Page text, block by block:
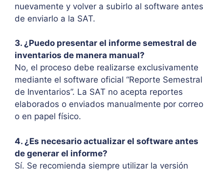
nuevamente y volver a subirlo al software antes
de enviarlo a la SAT.
3. ¿Puedo presentar el informe semestral de
inventarios de manera manual?
No, el proceso debe realizarse exclusivamente
mediante el software oficial “Reporte Semestral
de Inventarios”. La SAT no acepta reportes
elaborados o enviados manualmente por correo
o en papel físico.
4. ¿Es necesario actualizar el software antes
de generar el informe?
Sí. Se recomienda siempre utilizar la versión